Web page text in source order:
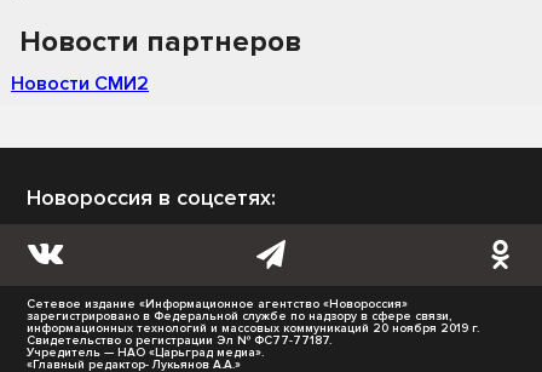
Новости партнеров
Новости СМИ2
Новороссия в соцсетях:
Сетевое издание «Информационное агентство «Новороссия»
зарегистрировано в Федеральной службе по надзору в сфере связи,
информационных технологий и массовых коммуникаций 20 ноября 2019 г.
Свидетельство о регистрации Эл № ФС77-77187.
Учредитель — НАО «Царьград медиа».
«Главный редактор- Лукьянов А.А.»